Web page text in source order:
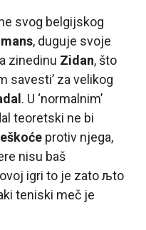
svog belgijskog
, duguje svoje
zinedinu Zidan, što
savesti’ za velikog
. U ‘normalnim’
teoretski ne bi
protiv njega,
nisu baš
igri to je zato љto
teniski meč je